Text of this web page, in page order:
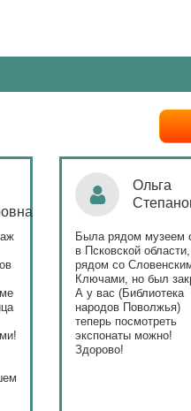
Наталья
Поздравляю
народов Поволжья с
уникальным стартом
тематического года!
и остальные
приносят людям